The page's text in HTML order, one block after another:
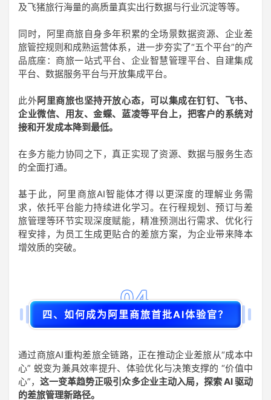
及飞猪旅行海量的高质量真实出行数据与行业沉淀等等。
同时，阿里商旅自身多年积累的全场景数据资源、企业差
旅管控规则和成熟运营体系，进一步夯实了“五个平台”的产
品底座：商旅一站式平台、企业智慧管理平台、自建集成
平台、数据服务平台与开放集成平台。
此外阿里商旅也坚持开放心态，可以集成在钉钉、飞书、
企业微信、用友、金蝶、蓝凌等平台上，把客户的系统对
接和开发成本降到最低。
在多方能力协同之下，真正实现了资源、数据与服务生态
的全面打通。
基于此，阿里商旅AI智能体才得以更深度的理解业务需
求，依托平台能力持续进化学习。在行程规划、预订与差
旅管理等环节实现深度赋能，精准预测出行需求、优化行
程安排，为员工生成更贴合的差旅方案，为企业带来降本
增效质的突破。
04
四、如何成为阿里商旅首批AI体验官？
通过商旅AI重构差旅全链路，正在推动企业差旅从“成本中
心” 蜕变为兼具效率提升、体验优化与决策支撑的 “价值中
心”，这一变革趋势正吸引众多企业主动入局，探索 AI 驱动
的差旅管理新路径。